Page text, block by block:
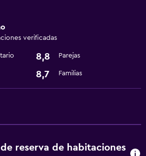
verificadas
8,8 Parejas
8,7 Familias
reserva de habitaciones